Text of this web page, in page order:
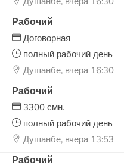
Рабочий
Договорная
полный рабочий день
Душанбе, вчера 16:30
Рабочий
3300 смн.
полный рабочий день
Душанбе, вчера 13:53
Рабочий